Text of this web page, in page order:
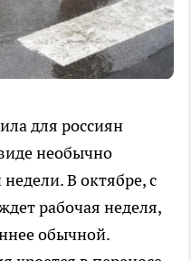
для россиян
необычно
В октябре, с
рабочая неделя,
обычной.